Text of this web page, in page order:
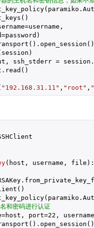
ssh_stderr =
"192.168.31.11" , "root" ,
(host, username, file) :
和密码进行认证
port=
22 ,